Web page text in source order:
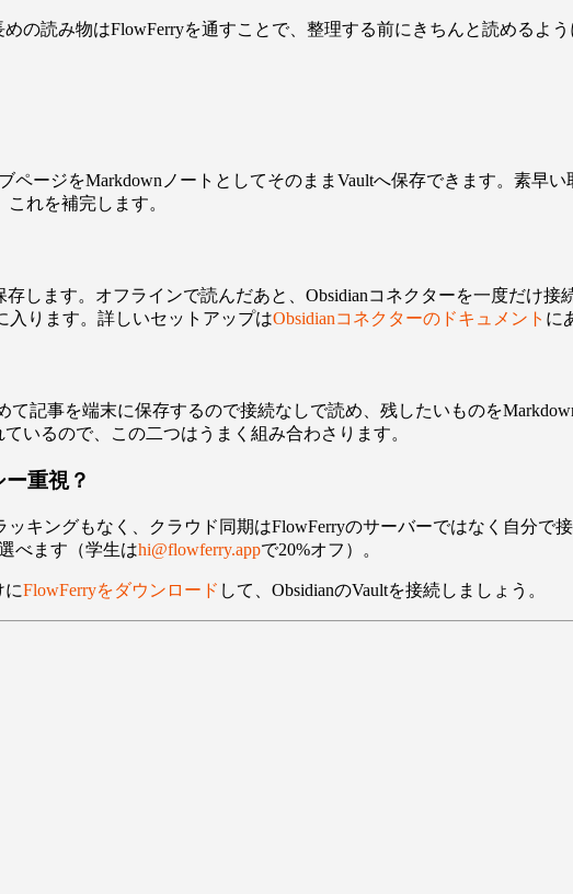
の読み物はFlowFerryを通すことで、整理する前にきちんと読めるよう
ージをMarkdownノートとしてそのままVaultへ保存できます。素早い
れを補完します。
します。オフラインで読んだあと、Obsidianコネクターを一度だけ接
入ります。詳しいセットアップはObsidianコネクターのドキュメント に
記事を端末に保存するので接続なしで読め、残したいものを
いるので、この二つはうまく組み合わさります。
重視？
キングもなく、クラウド同期はFlowFerryのサーバーではなく自分で
べます（学生はhi@flowferry.appで20%オフ）。
にFlowFerryをダウンロード して、ObsidianのVaultを接続しましょう。